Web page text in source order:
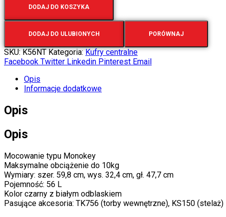
DODAJ DO KOSZYKA
DODAJ DO ULUBIONYCH PORÓWNAJ
SKU:K56NT Kategoria:Kufry centralne
Facebook Twitter Linkedin Pinterest Email
Opis
Informacje dodatkowe
Opis
Opis
Mocowanie typu Monokey
Maksymalne obciążenie do 10kg
Wymiary: szer. 59,8 cm, wys. 32,4 cm, gł. 47,7 cm
Pojemność: 56 L
Kolor czarny z białym odblaskiem
Pasujące akcesoria: TK756 (torby wewnętrzne), KS150 (stelaż)